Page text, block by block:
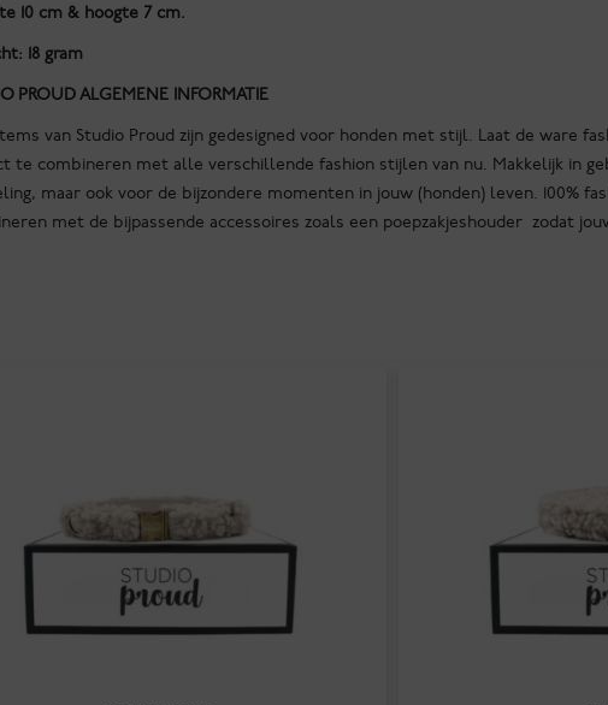
10 cm & hoogte 7 cm.
18 gram
PROUD ALGEMENE INFORMATIE
van Studio Proud zijn gedesigned voor honden met stijl. Laat de ware
te combineren met alle verschillende fashion stijlen van nu. Makkelijk in
maar ook voor de bijzondere momenten in jouw (honden) leven. 100%
met de bijpassende accessoires zoals een poepzakjeshouder zodat